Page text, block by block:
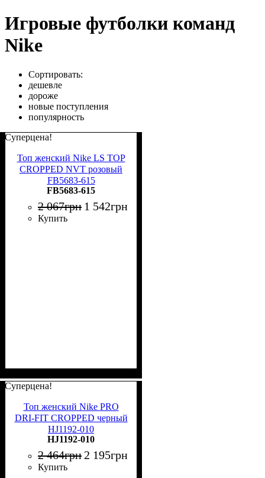
Игровые футболки команд
Nike
Сортировать:
дешевле
дороже
новые поступления
популярность
Суперцена!
Топ женский Nike LS TOP
CROPPED NVT розовый
FB5683-615
FB5683-615
2 067грн 1 542грн
Купить
Суперцена!
Топ женский Nike PRO
DRI-FIT CROPPED черный
HJ1192-010
HJ1192-010
2 464грн 2 195грн
Купить